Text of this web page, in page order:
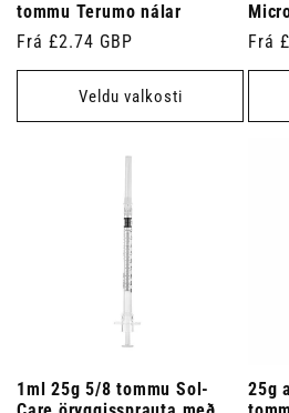
tommu Terumo nálar
Venjulegt
verð
Frá £2.74 GBP
Veldu valkosti
verð
Frá
1ml 25g 5/8 tommu Sol-
25g